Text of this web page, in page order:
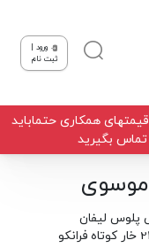
ورود |
ثبت نام
همکاری حتماباید
بگیرید
موسوی
پلوس لیفان